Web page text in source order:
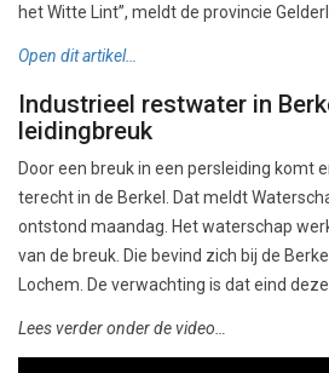
het Witte Lint”, meldt de provincie
Open dit artikel…
Industrieel restwater in
leidingbreuk
Door een breuk in een persleiding komt
terecht in de Berkel. Dat meldt
ontstond maandag. Het waterschap
van de breuk. Die bevind zich bij de
Lochem. De verwachting is dat eind
Lees verder onder de video…